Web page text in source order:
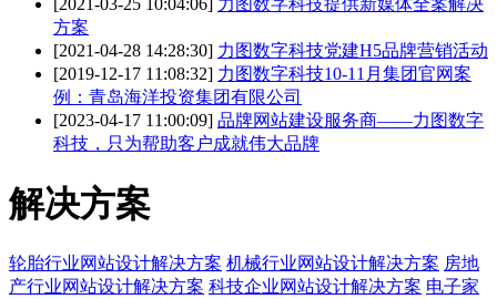
[2021-03-25 10:04:06] 力图数字科技提供新媒体全案解决
方案
[2021-04-28 14:28:30] 力图数字科技党建H5品牌营销活动
[2019-12-17 11:08:32] 力图数字科技10-11月集团官网案
例：青岛海洋投资集团有限公司
[2023-04-17 11:00:09] 品牌网站建设服务商——力图数字
科技，只为帮助客户成就伟大品牌
解决方案
轮胎行业网站设计解决方案 机械行业网站设计解决方案 房地
产行业网站设计解决方案 科技企业网站设计解决方案 电子家